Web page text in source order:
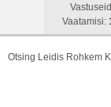
Vaatamisi:
Otsing Leidis Rohkem